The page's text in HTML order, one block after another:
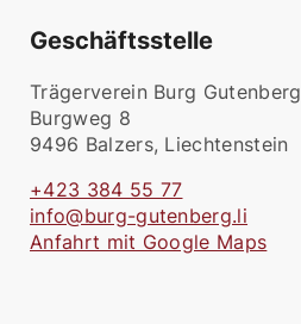
Geschäftsstelle
Trägerverein Burg Gutenberg
Burgweg 8
9496 Balzers, Liechtenstein
+423 384 55 77
info@burg-gutenberg.li
Anfahrt mit Google Maps